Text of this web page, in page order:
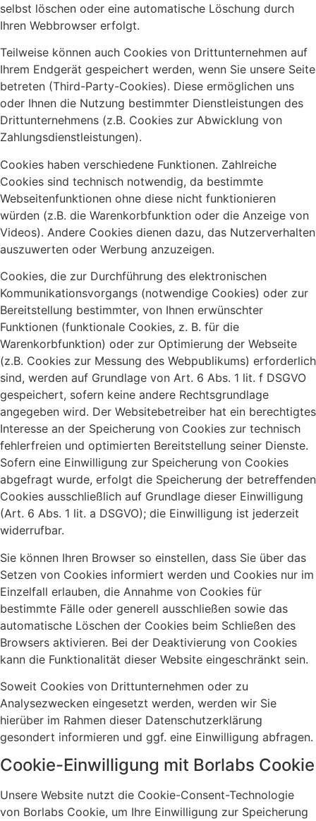
selbst löschen oder eine automatische Löschung durch
Ihren Webbrowser erfolgt.
Teilweise können auch Cookies von Drittunternehmen auf
Ihrem Endgerät gespeichert werden, wenn Sie unsere Seite
betreten (Third-Party-Cookies). Diese ermöglichen uns
oder Ihnen die Nutzung bestimmter Dienstleistungen des
Drittunternehmens (z.B. Cookies zur Abwicklung von
Zahlungsdienstleistungen).
Cookies haben verschiedene Funktionen. Zahlreiche
Cookies sind technisch notwendig, da bestimmte
Webseitenfunktionen ohne diese nicht funktionieren
würden (z.B. die Warenkorbfunktion oder die Anzeige von
Videos). Andere Cookies dienen dazu, das Nutzerverhalten
auszuwerten oder Werbung anzuzeigen.
Cookies, die zur Durchführung des elektronischen
Kommunikationsvorgangs (notwendige Cookies) oder zur
Bereitstellung bestimmter, von Ihnen erwünschter
Funktionen (funktionale Cookies, z. B. für die
Warenkorbfunktion) oder zur Optimierung der Webseite
(z.B. Cookies zur Messung des Webpublikums) erforderlich
sind, werden auf Grundlage von Art. 6 Abs. 1 lit. f DSGVO
gespeichert, sofern keine andere Rechtsgrundlage
angegeben wird. Der Websitebetreiber hat ein berechtigtes
Interesse an der Speicherung von Cookies zur technisch
fehlerfreien und optimierten Bereitstellung seiner Dienste.
Sofern eine Einwilligung zur Speicherung von Cookies
abgefragt wurde, erfolgt die Speicherung der betreffenden
Cookies ausschließlich auf Grundlage dieser Einwilligung
(Art. 6 Abs. 1 lit. a DSGVO); die Einwilligung ist jederzeit
widerrufbar.
Sie können Ihren Browser so einstellen, dass Sie über das
Setzen von Cookies informiert werden und Cookies nur im
Einzelfall erlauben, die Annahme von Cookies für
bestimmte Fälle oder generell ausschließen sowie das
automatische Löschen der Cookies beim Schließen des
Browsers aktivieren. Bei der Deaktivierung von Cookies
kann die Funktionalität dieser Website eingeschränkt sein.
Soweit Cookies von Drittunternehmen oder zu
Analysezwecken eingesetzt werden, werden wir Sie
hierüber im Rahmen dieser Datenschutzerklärung
gesondert informieren und ggf. eine Einwilligung abfragen.
Cookie-Einwilligung mit Borlabs Cookie
Unsere Website nutzt die Cookie-Consent-Technologie
von Borlabs Cookie, um Ihre Einwilligung zur Speicherung